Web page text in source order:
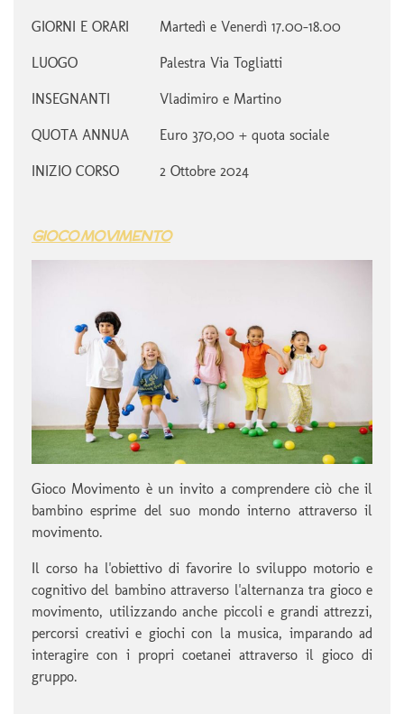
GIORNI E ORARI Martedì e Venerdì 17.00-18.00
LUOGO Palestra Via Togliatti
INSEGNANTI Vladimiro e Martino
QUOTA ANNUA Euro 370,00 + quota sociale
INIZIO CORSO 2 Ottobre 2024
GIOCO MOVIMENTO
Gioco Movimento è un invito a comprendere ciò che il
bambino esprime del suo mondo interno attraverso il
movimento.
Il corso ha l'obiettivo di favorire lo sviluppo motorio e
cognitivo del bambino attraverso l'alternanza tra gioco e
movimento, utilizzando anche piccoli e grandi attrezzi,
percorsi creativi e giochi con la musica, imparando ad
interagire con i propri coetanei attraverso il gioco di
gruppo.